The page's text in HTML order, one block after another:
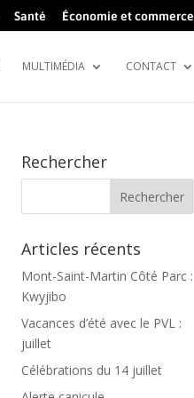
Santé Économie et commerce
MULTIMÉDIA CONTACT
Rechercher
Articles récents
Mont-Saint-Martin Côté Parc :
Kwyjibo
Vacances d’été avec le PVL :
juillet
Célébrations du 14 juillet